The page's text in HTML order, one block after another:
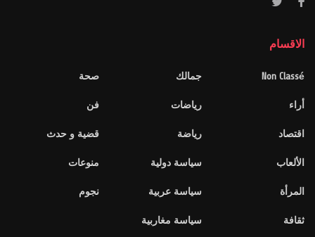
الاقسام
Non Classé
أراء
اقتصاد
الألعاب
المرأة
ثقافة
جمالك
رياضات
رياضة
سياسة دولية
سياسة عربية
سياسة مغاربية
صحة
فن
قضية و حدث
منوعات
نجوم